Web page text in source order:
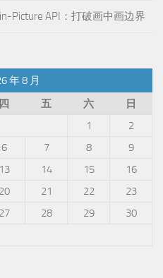
Picture API：打破画中画边界
年 8 月
四 五 六
日
1
2
6 7 8
9
13 14 15
16
20 21 22
23
27 28 29
30